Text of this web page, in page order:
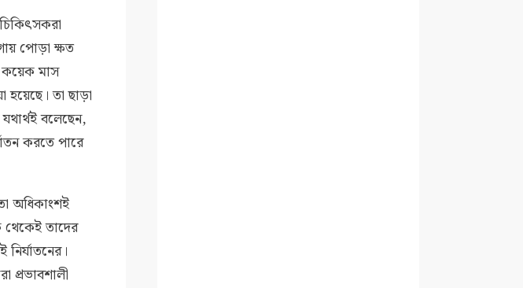
পোড়া ক্ষত
কয়েক মাস
হয়েছে। তা ছাড়া
বলেছেন,
করতে পারে
অধিকাংশই
তাদের
প্রভাবশালী